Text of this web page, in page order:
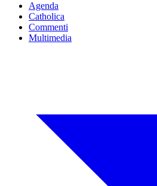
Agenda
Catholica
Commenti
Multimedia